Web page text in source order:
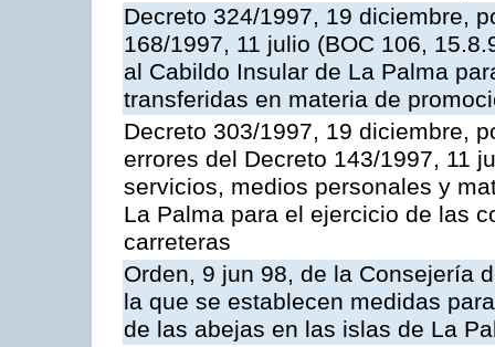
Decreto 324/1997, 19 diciembre,
168/1997, 11 julio (BOC 106,
al Cabildo Insular de La Palma
transferidas en materia de
Decreto 303/1997, 19 diciembre,
errores del Decreto 143/1997, 11
servicios, medios personales y
La Palma para el ejercicio de las
carreteras
Orden, 9 jun 98, de la Consejería
la que se establecen medidas
de las abejas en las islas de La